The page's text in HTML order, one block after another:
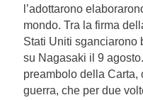
l’adottarono
mondo. Tra la firma
Stati Uniti sganciarono
su Nagasaki il 9
preambolo della Carta,
guerra, che per due